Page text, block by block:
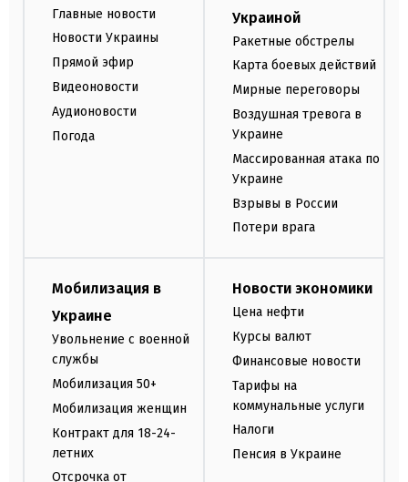
Главные новости
Новости Украины
Прямой эфир
Видеоновости
Аудионовости
Погода
Украиной
Ракетные обстрелы
Карта боевых действий
Мирные переговоры
Воздушная тревога в
Украине
Массированная атака по
Украине
Взрывы в России
Потери врага
Мобилизация в
Украине
Увольнение с военной
службы
Мобилизация 50+
Мобилизация женщин
Контракт для 18-24-
летних
Отсрочка от
Новости экономики
Цена нефти
Курсы валют
Финансовые новости
Тарифы на
коммунальные услуги
Налоги
Пенсия в Украине